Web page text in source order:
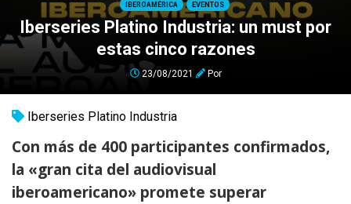
IBEROAMÉRICA EVENTOS
Iberseries Platino Industria: un must por
estas cinco razones
23/08/2021 Por
Iberseries Platino Industria
Con más de 400 participantes confirmados,
la «gran cita del audiovisual
iberoamericano» promete superar